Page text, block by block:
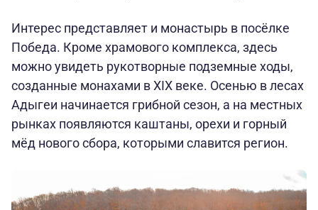
Интерес представляет и монастырь в посёлке
Победа. Кроме храмового комплекса, здесь
можно увидеть рукотворные подземные ходы,
созданные монахами в XIX веке. Осенью в лесах
Адыгеи начинается грибной сезон, а на местных
рынках появляются каштаны, орехи и горный
мёд нового сбора, которыми славится регион.